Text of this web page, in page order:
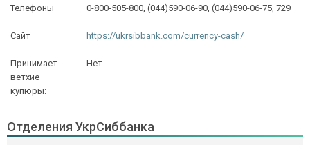
Телефоны 0-800-505-800, (044)590-06-90, (044)590-06-75, 729
Сайт https://ukrsibbank.com/currency-cash/
Принимает
ветхие
купюры:
Нет
Отделения УкрСиббанка